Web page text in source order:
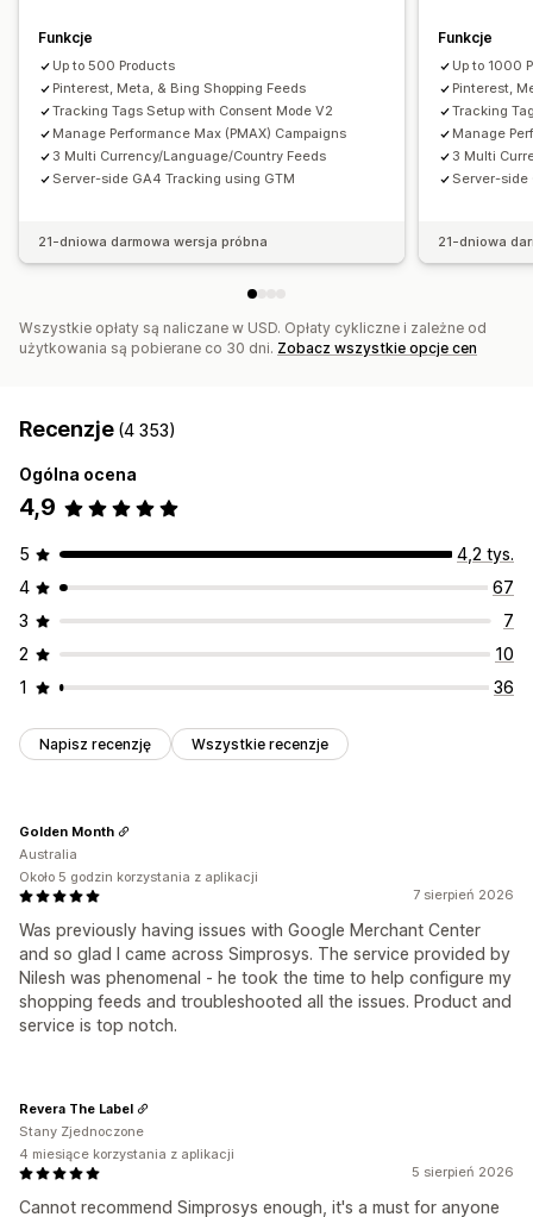
Aktualizacje sklepu
Śledzenie w czasie rzeczywistym
Zaplanowana synchronizacja
Wybór produktu
Pliki produktowe dostosowane do grup docelowych
Obsługa zapasów Zarządzanie GTIN
Funkcje
Up to 500 Products
Pinterest, Meta, & Bing Shopping Feeds
Tracking Tags Setup with Consent Mode V2
Manage Performance Max (PMAX) Campaigns
3 Multi Currency/Language/Country Feeds
Server-side GA4 Tracking using GTM
21-dniowa darmowa wersja próbna
Funkcje
Up to 1000
Pinterest,
Tracking
Manage
3 Multi
Server-side
21-dniowa
Wszystkie opłaty są naliczane w USD. Opłaty cykliczne i zależne od
użytkowania są pobierane co 30 dni. Zobacz wszystkie opcje cen
Recenzje (4 353)
Ogólna ocena
4,9
5
4,2 tys.
4
67
3
7
2
10
1
36
Napisz recenzję Wszystkie recenzje
7 sierpień 2026
Was previously having issues with Google Merchant Center
and so glad I came across Simprosys. The service provided by
Nilesh was phenomenal - he took the time to help configure my
shopping feeds and troubleshooted all the issues. Product and
service is top notch.
Golden Month
Australia
Około 5 godzin korzystania z aplikacji
5 sierpień 2026
Cannot recommend Simprosys enough, it's a must for anyone
Revera The Label
Stany Zjednoczone
4 miesiące korzystania z aplikacji